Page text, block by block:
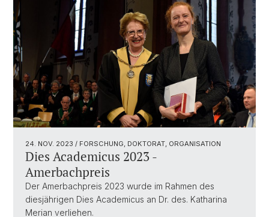
24. NOV. 2023 / FORSCHUNG, DOKTORAT, ORGANISATION
Dies Academicus 2023 -
Amerbachpreis
Der Amerbachpreis 2023 wurde im Rahmen des
diesjährigen Dies Academicus an Dr. des. Katharina
Merian verliehen.